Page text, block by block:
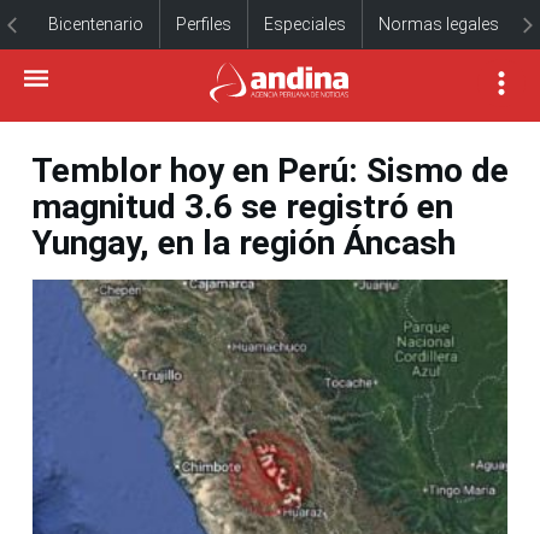
Bicentenario Perfiles Especiales Normas legales
Temblor hoy en Perú: Sismo de
magnitud 3.6 se registró en
Yungay, en la región Áncash